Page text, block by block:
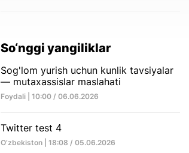
So‘nggi yangiliklar
Sog'lom yurish uchun kunlik tavsiyalar
— mutaxassislar maslahati
Foydali | 10:00 / 06.06.2026
Twitter test 4
O‘zbekiston | 18:08 / 05.06.2026